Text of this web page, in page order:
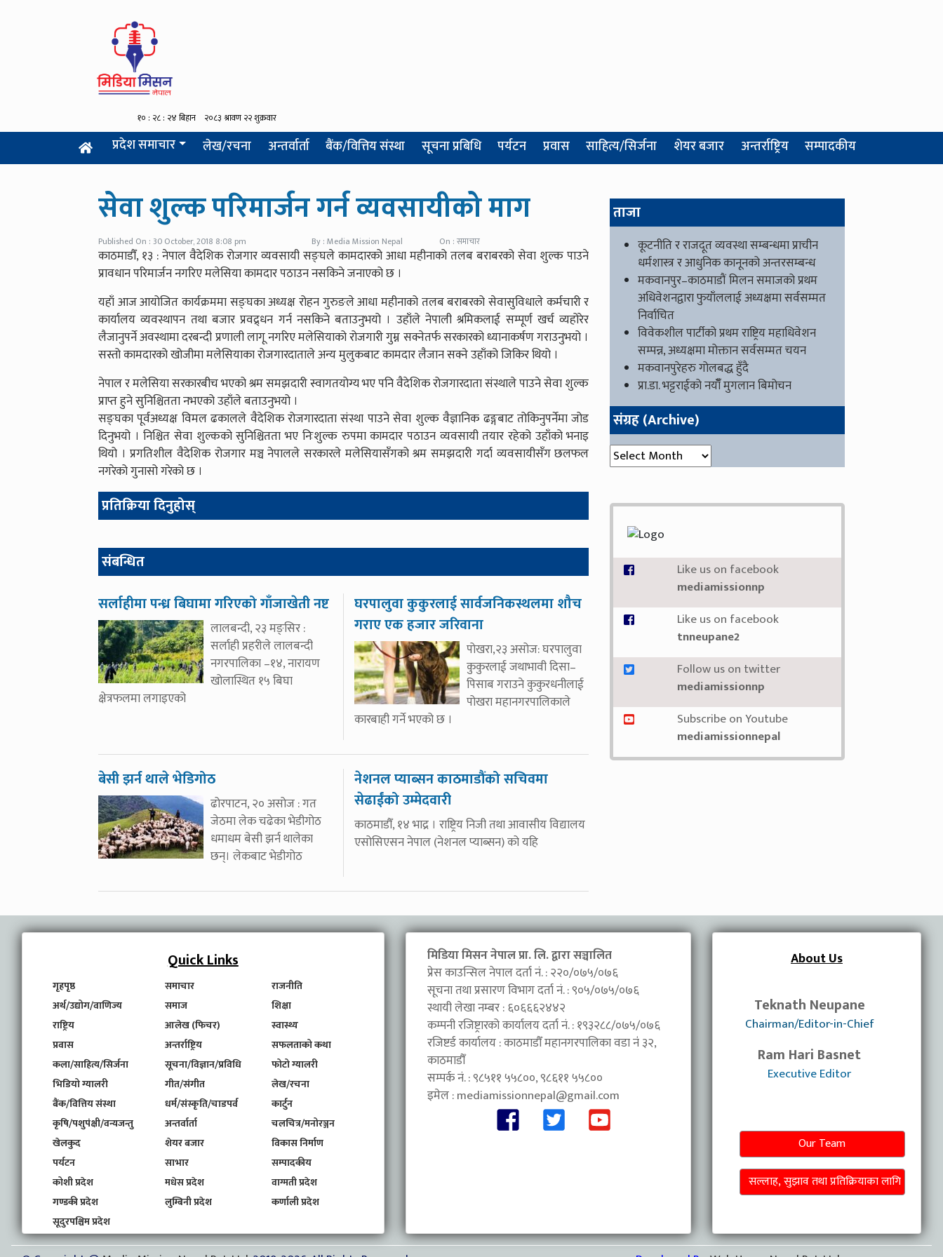
प्रदेश समाचार लेख/रचना अन्तर्वार्ता बैंक/वित्तिय संस्था सूचना प्रबिधि पर्यटन प्रवास साहित्य/सिर्जना शेयर बजार अन्तर्राष्ट्रिय सम्पादकीय
सेवा शुल्क परिमार्जन गर्न व्यवसायीको माग
Published On : 30 October, 2018 8:08 pm By : Media Mission Nepal On : समाचार
काठमाडौँ, १३ : नेपाल वैदेशिक रोजगार व्यवसायी सङ्घले कामदारको आधा महीनाको तलब बराबरको सेवा शुल्क पाउने
प्रावधान परिमार्जन नगरिए मलेसिया कामदार पठाउन नसकिने जनाएको छ ।
यहाँ आज आयोजित कार्यक्रममा सङ्घका अध्यक्ष रोहन गुरुङले आधा महीनाको तलब बराबरको सेवासुविधाले कर्मचारी र
कार्यालय व्यवस्थापन तथा बजार प्रवद्र्धन गर्न नसकिने बताउनुभयो । उहाँले नेपाली श्रमिकलाई सम्पूर्ण खर्च व्यहोरेर
लैजानुपर्ने अवस्थामा दरबन्दी प्रणाली लागू नगरिए मलेसियाको रोजगारी गुम्न सक्नेतर्फ सरकारको ध्यानाकर्षण गराउनुभयो ।
सस्तो कामदारको खोजीमा मलेसियाका रोजगारदाताले अन्य मुलुकबाट कामदार लैजान सक्ने उहाँको जिकिर थियो ।
नेपाल र मलेसिया सरकारबीच भएको श्रम समझदारी स्वागतयोग्य भए पनि वैदेशिक रोजगारदाता संस्थाले पाउने सेवा शुल्क
प्राप्त हुने सुनिश्चितता नभएको उहाँले बताउनुभयो ।
सङ्घका पूर्वअध्यक्ष विमल ढकालले वैदेशिक रोजगारदाता संस्था पाउने सेवा शुल्क वैज्ञानिक ढङ्गबाट तोकिनुपर्नेमा जोड
दिनुभयो । निश्चित सेवा शुल्कको सुनिश्चितता भए निःशुल्क रुपमा कामदार पठाउन व्यवसायी तयार रहेको उहाँको भनाइ
थियो । प्रगतिशील वैदेशिक रोजगार मञ्च नेपालले सरकारले मलेसियासँगको श्रम समझदारी गर्दा व्यवसायीसँग छलफल
नगरेको गुनासो गरेको छ ।
प्रतिक्रिया दिनुहोस्
संबन्धित
सर्लाहीमा पन्ध्र बिघामा गरिएको गाँजाखेती नष्ट
लालबन्दी, २३ मङ्सिर :
सर्लाही प्रहरीले लालबन्दी
नगरपालिका –१४, नारायण
खोलास्थित १५ बिघा
क्षेत्रफलमा लगाइएको
घरपालुवा कुकुरलाई सार्वजनिकस्थलमा शौच
गराए एक हजार जरिवाना
पोखरा,२३ असोज: घरपालुवा
कुकुरलाई जथाभावी दिसा–
पिसाब गराउने कुकुरधनीलाई
पोखरा महानगरपालिकाले
कारबाही गर्ने भएको छ ।
बेसी झर्न थाले भेडिगोठ
ढोरपाटन, २० असोज : गत
जेठमा लेक चढेका भेडीगोठ
धमाधम बेसी झर्न थालेका
छन्। लेकबाट भेडीगोठ
नेशनल प्याब्सन काठमाडौंको सचिवमा
सेढाईंको उम्मेदवारी
काठमाडौँ, १४ भाद्र । राष्ट्रिय निजी तथा आवासीय विद्यालय
एसोसिएसन नेपाल (नेशनल प्याब्सन) को यहि
ताजा
कूटनीति र राजदूत व्यवस्था सम्बन्धमा प्राचीन
धर्मशास्त्र र आधुनिक कानूनको अन्तरसम्बन्ध
मकवानपुर–काठमाडौं मिलन समाजको प्रथम
अधिवेशनद्वारा फुयाँललाई अध्यक्षमा सर्वसम्मत
निर्वाचित
विवेकशील पार्टीको प्रथम राष्ट्रिय महाधिवेशन
सम्पन्न, अध्यक्षमा मोक्तान सर्वसम्मत चयन
मकवानपुरेहरु गोलबद्ध हुँदै
प्रा.डा. भट्टराईको नयाँँ मुगलान बिमोचन
संग्रह (Archive)
संग्रह (Archive)
Like us on facebook
mediamissionnp
Like us on facebook
tnneupane2
Follow us on twitter
mediamissionnp
Subscribe on Youtube
mediamissionnepal
Quick Links
गृहपृष्ठ समाचार
राजनीति
अर्थ/उद्योग/वाणिज्य
समाज
शिक्षा
राष्ट्रिय
आलेख (फिचर)
स्वास्थ्य
प्रवास
अन्तर्राष्ट्रिय
सफलताको कथा
कला/साहित्य/सिर्जना
सूचना/विज्ञान/प्रविधि
फोटो ग्यालरी
भिडियो ग्यालरी
गीत/संगीत
लेख/रचना
बैंक/वित्तिय संस्था
धर्म/संस्कृति/चाडपर्व
कार्टुन
कृषि/पशुपंक्षी/वन्यजन्तु
अन्तर्वार्ता
चलचित्र/मनोरञ्जन
खेलकुद
शेयर बजार
विकास निर्माण
पर्यटन
साभार
सम्पादकीय
कोशी प्रदेश
मधेस प्रदेश
वाग्मती प्रदेश
गण्डकी प्रदेश
लुम्बिनी प्रदेश
कर्णाली प्रदेश
सूदुरपश्चिम प्रदेश
मिडिया मिसन नेपाल प्रा. लि. द्वारा सञ्चालित
प्रेस काउन्सिल नेपाल दर्ता नं. : २२०/०७५/०७६
सूचना तथा प्रसारण विभाग दर्ता नं. : ९०५/०७५/०७६
स्थायी लेखा नम्बर : ६०६६६२४४२
कम्पनी रजिष्ट्रारको कार्यालय दर्ता नं. : १९३२८८/०७५/०७६
रजिष्टर्ड कार्यालय : काठमाडौँ महानगरपालिका वडा नंं ३२,
काठमाडौँ
सम्पर्क नं. : ९८५११ ५५८००, ९८६११ ५५८००
इमेल :mediamissionnepal@gmail.com
About Us
Teknath Neupane
Chairman/Editor-in-Chief
Ram Hari Basnet
Executive Editor
Our Team
सल्लाह, सुझाव तथा प्रतिक्रियाका लागि